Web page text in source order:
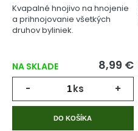
Kvapalné hnojivo na hnojenie
a prihnojovanie všetkých
druhov byliniek.
NA SKLADE 8,99 €
- ks +
DO KOŠÍKA